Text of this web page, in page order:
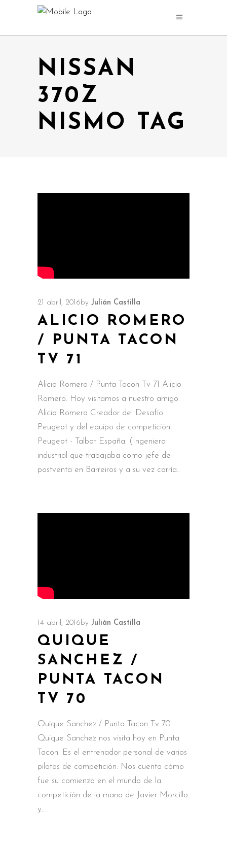
NISSAN
370Z
NISMO TAG
21 abril, 2016 by Julián Castilla
ALICIO ROMERO
/ PUNTA TACON
TV 71
Alicio Romero / Punta Tacon Tv 71 Alicio
Romero. Hoy visitamos a nuestro amigo:
Alicio Romero Creador del Desafío
Peugeot y del equipo de competición
Peugeot - Talbot España. (Ingeniero
industrial que trabajaba como jefe de
postventa en Barreiros y a su vez corría
14 abril, 2016 by Julián Castilla
QUIQUE
SANCHEZ /
PUNTA TACON
TV 70
Quique Sanchez / Punta Tacon Tv 70
Quique Sanchez nos visita hoy en Punta
Tacon. Es el entrenador personal de varios
pilotos de competición. Nos cuenta cómo
fue su comienzo en el mundo de la
competición de la mano de Javier Morcillo
y